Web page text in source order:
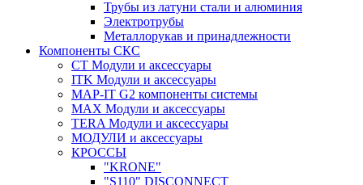
Трубы из латуни стали и алюминия
Электротрубы
Металлорукав и принадлежности
Компоненты СКС
CT Модули и аксессуары
ITK Модули и аксессуары
MAP-IT G2 компоненты системы
MAX Модули и аксессуары
TERA Модули и аксессуары
МОДУЛИ и аксессуары
КРОССЫ
"KRONE"
"S110" DISCONNECT